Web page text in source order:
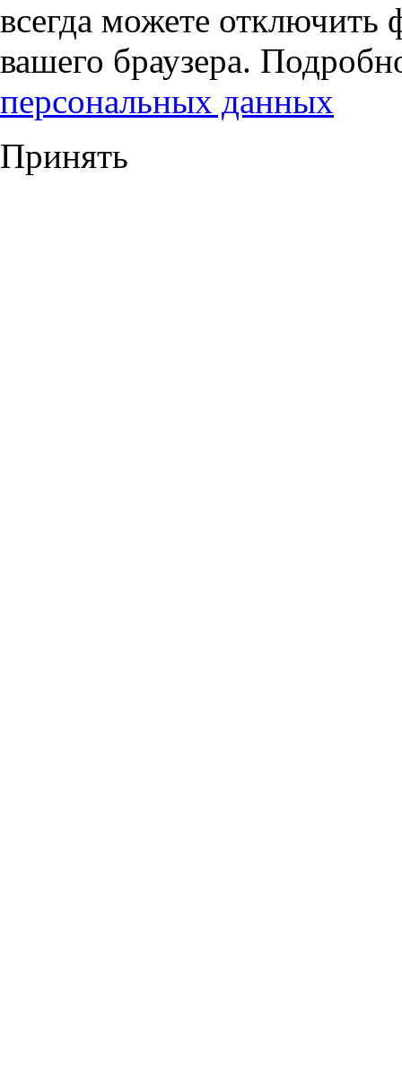
всегда можете отключить
вашего браузера.
персональных данных
Принять